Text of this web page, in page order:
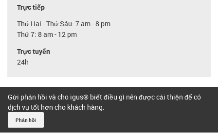
Trực tiếp
Thứ Hai - Thứ Sáu: 7 am - 8 pm
Thứ 7: 8 am - 12 pm
Trực tuyến
24h
Gửi phản hồi và cho igus® biết điều gì nên được cải thiện để có
dịch vụ tốt hơn cho khách hàng.
Phản hồi